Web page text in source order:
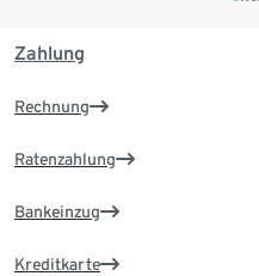
Zahlung
Rechnung
Ratenzahlung
Bankeinzug
Kreditkarte